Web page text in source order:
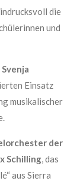
die
und
Einsatz
musikalischer
der
Schilling, das
aus Sierra